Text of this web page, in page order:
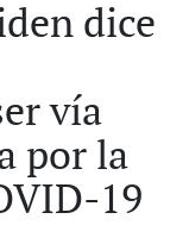
dice
vía
por la
19